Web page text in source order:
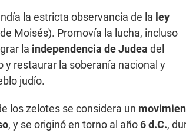
la estricta observancia de la ley
Moisés). Promovía la lucha, incluso
la independencia de Judea del
y restaurar la soberanía nacional y
judío.
los zelotes se considera un
, y se originó en torno al año6 d.C.,